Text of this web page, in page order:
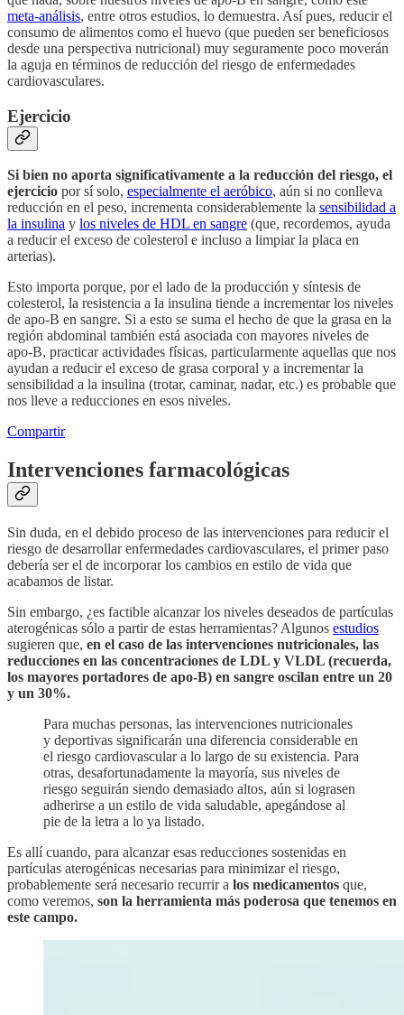
meta-análisis, entre otros estudios, lo demuestra. Así pues, reducir el
consumo de alimentos como el huevo (que pueden ser beneficiosos
desde una perspectiva nutricional) muy seguramente poco moverán
la aguja en términos de reducción del riesgo de enfermedades
cardiovasculares.
Ejercicio
Si bien no aporta significativamente a la reducción del riesgo, el
ejercicio por sí solo, especialmente el aeróbico, aún si no conlleva
reducción en el peso, incrementa considerablemente la sensibilidad a
la insulina y los niveles de HDL en sangre (que, recordemos, ayuda
a reducir el exceso de colesterol e incluso a limpiar la placa en
arterias).
Esto importa porque, por el lado de la producción y síntesis de
colesterol, la resistencia a la insulina tiende a incrementar los niveles
de apo-B en sangre. Si a esto se suma el hecho de que la grasa en la
región abdominal también está asociada con mayores niveles de
apo-B, practicar actividades físicas, particularmente aquellas que nos
ayudan a reducir el exceso de grasa corporal y a incrementar la
sensibilidad a la insulina (trotar, caminar, nadar, etc.) es probable que
nos lleve a reducciones en esos niveles.
Compartir
Intervenciones farmacológicas
Sin duda, en el debido proceso de las intervenciones para reducir el
riesgo de desarrollar enfermedades cardiovasculares, el primer paso
debería ser el de incorporar los cambios en estilo de vida que
acabamos de listar.
Sin embargo, ¿es factible alcanzar los niveles deseados de partículas
aterogénicas sólo a partir de estas herramientas? Algunos estudios
sugieren que, en el caso de las intervenciones nutricionales, las
reducciones en las concentraciones de LDL y VLDL (recuerda,
los mayores portadores de apo-B) en sangre oscilan entre un 20
y un 30%.
Para muchas personas, las intervenciones nutricionales
y deportivas significarán una diferencia considerable en
el riesgo cardiovascular a lo largo de su existencia. Para
otras, desafortunadamente la mayoría, sus niveles de
riesgo seguirán siendo demasiado altos, aún si lograsen
adherirse a un estilo de vida saludable, apegándose al
pie de la letra a lo ya listado.
Es allí cuando, para alcanzar esas reducciones sostenidas en
partículas aterogénicas necesarias para minimizar el riesgo,
probablemente será necesario recurrir a los medicamentos que,
como veremos, son la herramienta más poderosa que tenemos en
este campo.